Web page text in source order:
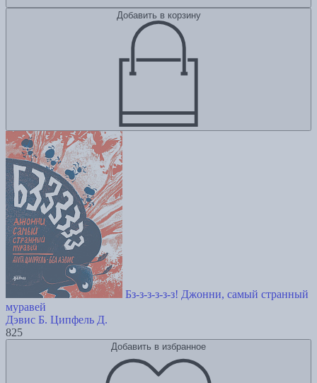
Добавить в корзину
Бз-з-з-з-з-з! Джонни, самый странный
муравей
Дэвис Б. Ципфель Д.
825
Добавить в избранное